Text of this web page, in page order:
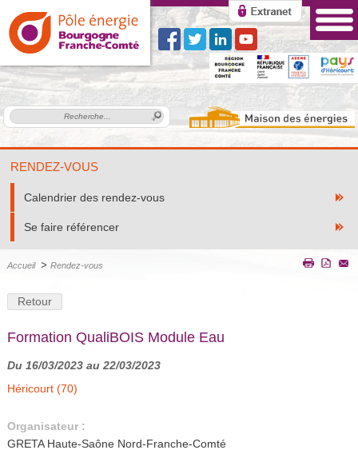
RENDEZ-VOUS
Calendrier des rendez-vous
Se faire référencer
Accueil > Rendez-vous
Retour
Formation QualiBOIS Module Eau
Du 16/03/2023 au 22/03/2023
Héricourt (70)
Organisateur :
GRETA Haute-Saône Nord-Franche-Comté